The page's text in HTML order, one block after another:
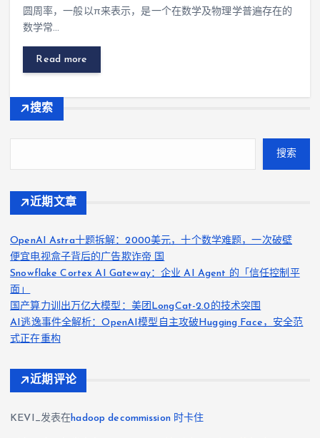
圆周率，一般以π来表示，是一个在数学及物理学普遍存在的
数学常…
Read more
搜索
搜索
近期文章
OpenAI Astra十题拆解：2000美元，十个数学难题，一次破壁
便宜电视盒子背后的广告欺诈帝 国
Snowflake Cortex AI Gateway：企业 AI Agent 的「信任控制平
面」
国产算力训出万亿大模型：美团LongCat-2.0的技术突围
AI逃逸事件全解析：OpenAI模型自主攻破Hugging Face，安全范
式正在重构
近期评论
KEVI_发表在hadoop decommission 时卡住